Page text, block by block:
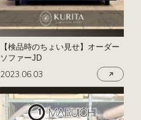
【検品時のちょい見せ】オーダー
ソファーJD
2023.06.03